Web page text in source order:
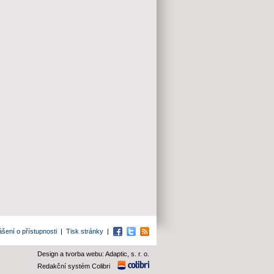
o přístupnosti | Tisk stránky | Facebook
TwitterRSS
Design a tvorba webu: Adaptic, s. r. o.
Redakční systém Colibri